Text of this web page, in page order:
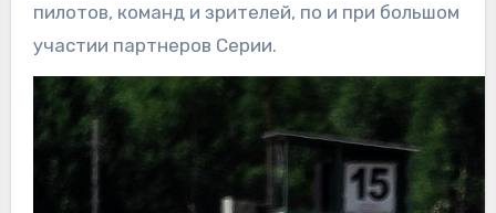
пилотов, команд и зрителей, по и при большом
участии партнеров Серии.